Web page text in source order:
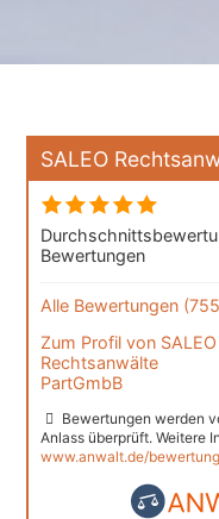
SALEO
Bewertungen
Alle Bewertungen
Zum Profil von SALEO
Rechtsanwälte
PartGmbB
Bewertungen werden
Anlass überprüft. Weitere
www.anwalt.de/